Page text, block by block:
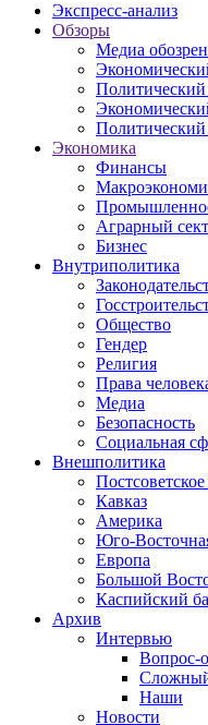
Экспресс-анализ
Обзоры
Медиа
Политический
Политический
Экономика
Финансы
Аграрный
Бизнес
Внутриполитика
Общество
Гендер
Религия
Права
Медиа
Безопасность
Социальная
Внешполитика
Кавказ
Америка
Юго-
Европа
Большой
Каспийский
Архив
Интервью
Вопрос-
Наши
Новости